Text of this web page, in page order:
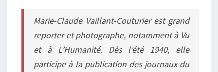
Marie-Claude Vaillant-Couturier est grand
reporter et photographe, notamment à Vu
et à L’Humanité.Dès l’été 1940, elle
participe à la publication des journaux du